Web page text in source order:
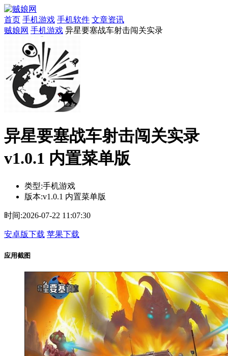
首页 手机游戏 手机软件 文章资讯
贼娘网 手机游戏 异星要塞战车射击闯关实录
异星要塞战车射击闯关实录
v1.0.1 内置菜单版
类型:手机游戏
版本:v1.0.1 内置菜单版
时间:2026-07-22 11:07:30
安卓版下载 苹果下载
应用截图